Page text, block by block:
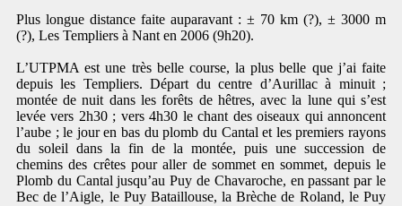
Plus longue distance faite auparavant : ± 70 km (?), ± 3000 m
(?), Les Templiers à Nant en 2006 (9h20).
L’UTPMA est une très belle course, la plus belle que j’ai faite
depuis les Templiers. Départ du centre d’Aurillac à minuit ;
montée de nuit dans les forêts de hêtres, avec la lune qui s’est
levée vers 2h30 ; vers 4h30 le chant des oiseaux qui annoncent
l’aube ; le jour en bas du plomb du Cantal et les premiers rayons
du soleil dans la fin de la montée, puis une succession de
chemins des crêtes pour aller de sommet en sommet, depuis le
Plomb du Cantal jusqu’au Puy de Chavaroche, en passant par le
Bec de l’Aigle, le Puy Bataillouse, la Brèche de Roland, le Puy